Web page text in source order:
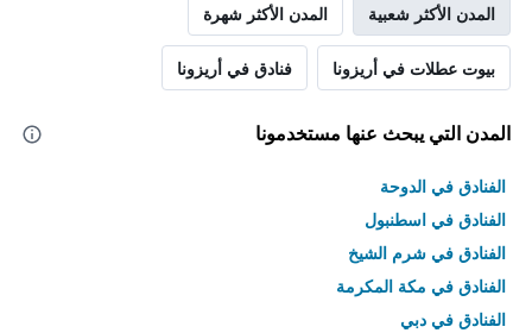
المدن الأكثر شعبية المدن الأكثر شهرة
بيوت عطلات في أريزونا فنادق في أريزونا
المدن التي يبحث عنها مستخدمونا
الفنادق في الدوحة
الفنادق في اسطنبول
الفنادق في شرم الشيخ
الفنادق في مكة المكرمة
الفنادق في دبي